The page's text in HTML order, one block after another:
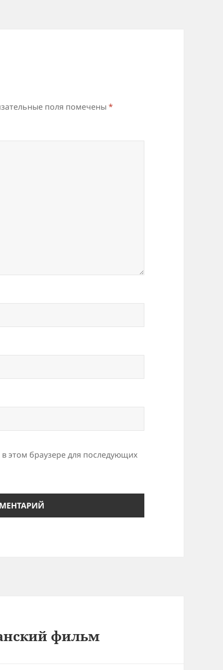
поля помечены*
этом браузере для последующих
фильм